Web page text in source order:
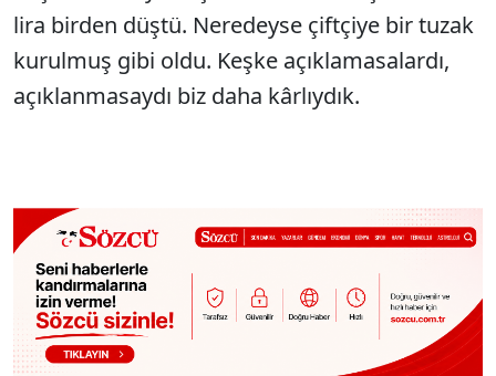
lira birden düştü. Neredeyse çiftçiye bir tuzak
kurulmuş gibi oldu. Keşke açıklamasalardı,
açıklanmasaydı biz daha kârlıydık.